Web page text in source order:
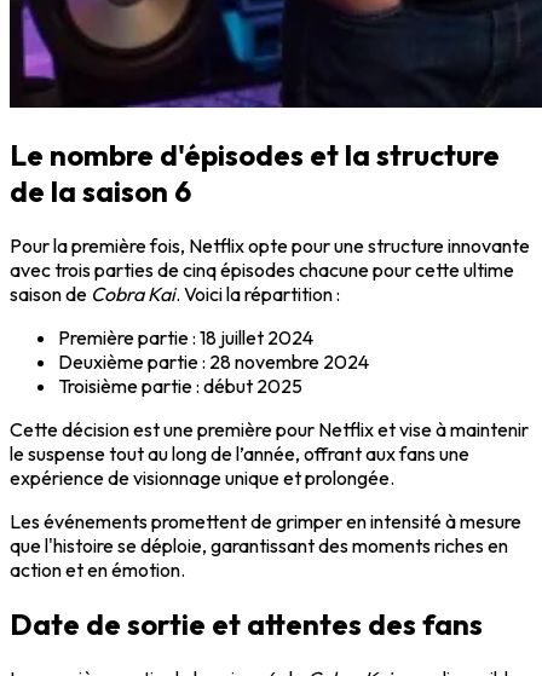
Le nombre d'épisodes et la structure
de la saison 6
Pour la première fois, Netflix opte pour une structure innovante
avec trois parties de cinq épisodes chacune pour cette ultime
saison de Cobra Kai. Voici la répartition :
Première partie : 18 juillet 2024
Deuxième partie : 28 novembre 2024
Troisième partie : début 2025
Cette décision est une première pour Netflix et vise à maintenir
le suspense tout au long de l’année, offrant aux fans une
expérience de visionnage unique et prolongée.
Les événements promettent de grimper en intensité à mesure
que l'histoire se déploie, garantissant des moments riches en
action et en émotion.
Date de sortie et attentes des fans